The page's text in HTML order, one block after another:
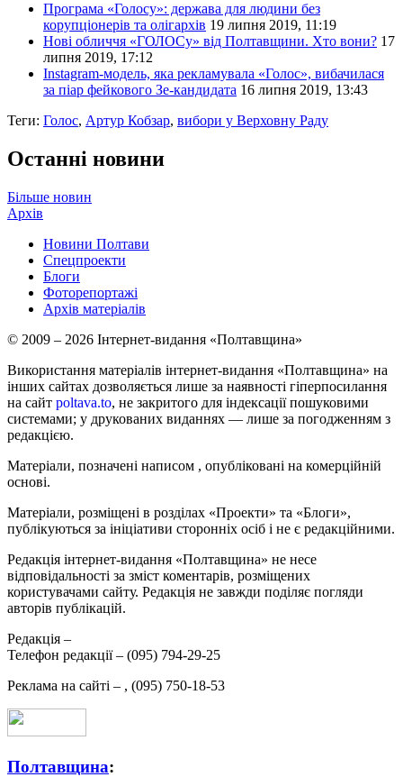
Програма «Голосу»: держава для людини без
корупціонерів та олігархів 19 липня 2019, 11:19
Нові обличчя «ГОЛОСу» від Полтавщини. Хто вони? 17
липня 2019, 17:12
Instagram-модель, яка рекламувала «Голос», вибачилася
за піар фейкового Зе-кандидата 16 липня 2019, 13:43
Теги: Голос, Артур Кобзар, вибори у Верховну Раду
Останні новини
Більше новин
Архів
Новини Полтави
Спецпроекти
Блоги
Фоторепортажі
Архів матеріалів
© 2009 – 2026 Інтернет-видання «Полтавщина»
Використання матеріалів інтернет-видання «Полтавщина» на
інших сайтах дозволяється лише за наявності гіперпосилання
на сайт poltava.to, не закритого для індексації пошуковими
системами; у друкованих виданнях — лише за погодженням з
редакцією.
Матеріали, позначені написом , опубліковані на комерційній
основі.
Матеріали, розміщені в розділах «Проекти» та «Блоги»,
публікуються за ініціативи сторонніх осіб і не є редакційними.
Редакція інтернет-видання «Полтавщина» не несе
відповідальності за зміст коментарів, розміщених
користувачами сайту. Редакція не завжди поділяє погляди
авторів публікацій.
Редакція –
Телефон редакції – (095) 794-29-25
Реклама на сайті – , (095) 750-18-53
Полтавщина: